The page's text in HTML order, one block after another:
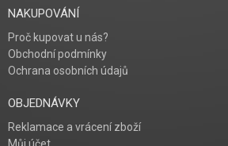
NAKUPOVÁNÍ
Proč kupovat u nás?
Obchodní podmínky
Ochrana osobních údajů
OBJEDNÁVKY
Reklamace a vrácení zboží